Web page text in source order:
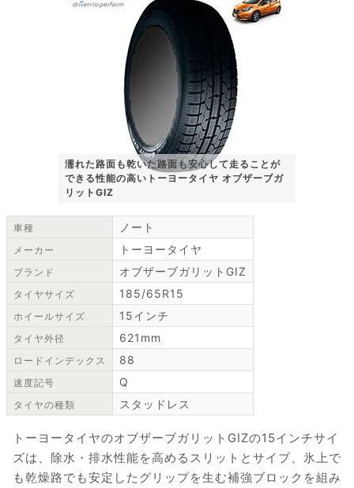
濡れた路面も乾いた路面も安心して走ることが
できる性能の高いトーヨータイヤ オブザーブガ
リットGIZ
車種 ノート
メーカー トーヨータイヤ
ブランド オブザーブガリットGIZ
タイヤサイズ 185/65R15
ホイールサイズ 15インチ
タイヤ外径 621mm
ロードインデックス 88
速度記号 Q
タイヤの種類 スタッドレス
トーヨータイヤのオブザーブガリットGIZの15インチサイ
ズは、除水・排水性能を高めるスリットとサイプ、氷上で
も乾燥路でも安定したグリップを生む補強ブロックを組み